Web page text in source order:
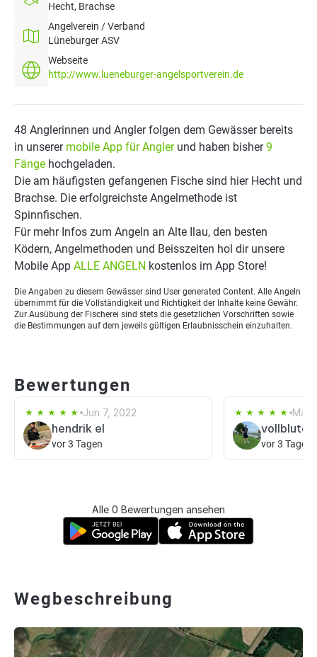
Hecht, Brachse
Angelverein / Verband
Lüneburger ASV
Webseite
http://www.lueneburger-angelsportverein.de
48 Anglerinnen und Angler folgen dem Gewässer bereits
in unserer mobile App für Anglerund haben bisher9
Fänge hochgeladen.
Die am häufigsten gefangenen Fische sind hier Hecht und
Brachse. Die erfolgreichste Angelmethode ist
Spinnfischen.
Für mehr Infos zum Angeln an Alte Ilau, den besten
Ködern, Angelmethoden und Beisszeiten hol dir unsere
Mobile App ALLE ANGELN kostenlos im App Store!
Die Angaben zu diesem Gewässer sind User generated Content. Alle Angeln
übernimmt für die Vollständigkeit und Richtigkeit der Inhalte keine Gewähr.
Zur Ausübung der Fischerei sind stets die gesetzlichen Vorschriften sowie
die Bestimmungen auf dem jeweils gültigen Erlaubnisschein einzuhalten.
Bewertungen
Jun 7, 2022
hendrik el
vor 3 Tagen
May
vor 3 Tagen
Alle 0 Bewertungen ansehen
Wegbeschreibung